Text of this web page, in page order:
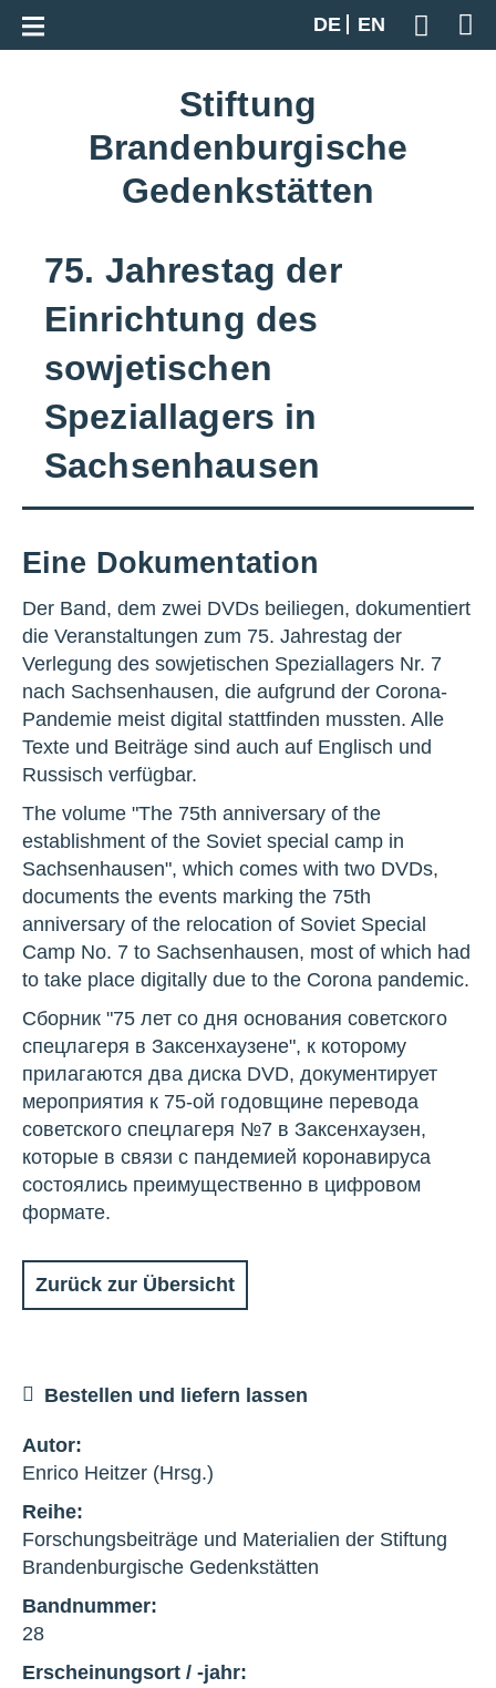
DE
EN
Geben
Zur Gesamtübersicht
Stiftung
Brandenburgische
Gedenkstätten
75. Jahrestag der
Einrichtung des
sowjetischen
Speziallagers in
Sachsenhausen
Eine Dokumentation
Der Band, dem zwei DVDs beiliegen, dokumentiert
die Veranstaltungen zum 75. Jahrestag der
Verlegung des sowjetischen Speziallagers Nr. 7
nach Sachsenhausen, die aufgrund der Corona-
Pandemie meist digital stattfinden mussten. Alle
Texte und Beiträge sind auch auf Englisch und
Russisch verfügbar.
The volume "The 75th anniversary of the
establishment of the Soviet special camp in
Sachsenhausen", which comes with two DVDs,
documents the events marking the 75th
anniversary of the relocation of Soviet Special
Camp No. 7 to Sachsenhausen, most of which had
to take place digitally due to the Corona pandemic.
Сборник "75 лет со дня основания советского
спецлагеря в Заксенхаузене", к которому
прилагаются два диска DVD, документирует
мероприятия к 75-ой годовщине перевода
советского спецлагеря №7 в Заксенхаузен,
которые в связи с пандемией коронавируса
состоялись преимущественно в цифровом
формате.
Zurück zur Übersicht
Bestellen und liefern lassen
Autor:
Enrico Heitzer (Hrsg.)
Reihe:
Forschungsbeiträge und Materialien der Stiftung
Brandenburgische Gedenkstätten
Bandnummer:
28
Erscheinungsort / -jahr: